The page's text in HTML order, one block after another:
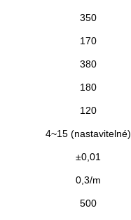
350
170
380
180
120
4~15 (nastavitelné)
±0,01
0,3/m
500